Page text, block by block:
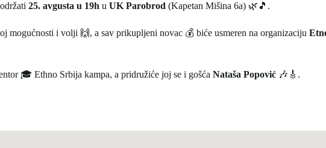
25. avgusta u 19h u UK Parobrod (Kapetan Mišina 6a) 🌿🎵.
mogućnosti i volji 🙌, a sav prikupljeni novac 💰 biće usmeren na organizaciju
🎓 Ethno Srbija kampa, a pridružiće joj se i gošća Nataša Popović 🎶🎸.